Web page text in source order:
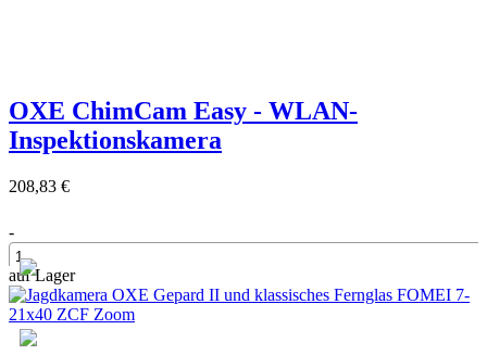
OXE ChimCam Easy - WLAN-
Inspektionskamera
208,83 €
-
+
auf Lager